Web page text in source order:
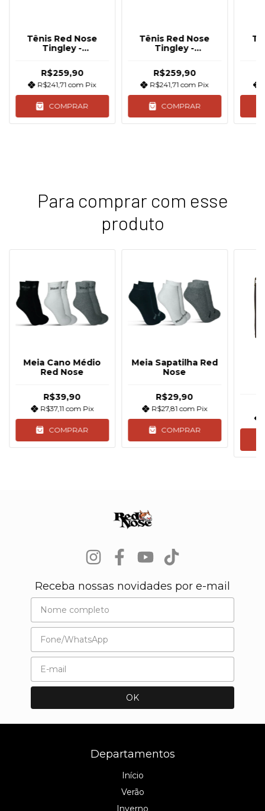
Tênis Red Nose
Tingley -
R$259,90
R$241,71com Pix
COMPRAR
Tênis Red Nose
Tingley -
R$259,90
R$241,71com Pix
COMPRAR
Para comprar com esse
produto
Meia Cano Médio
Red Nose
R$39,90
R$37,11com Pix
COMPRAR
Meia Sapatilha Red
Nose
R$29,90
R$27,81com Pix
COMPRAR
Receba nossas novidades por e-mail
Departamentos
Início
Verão
Inverno